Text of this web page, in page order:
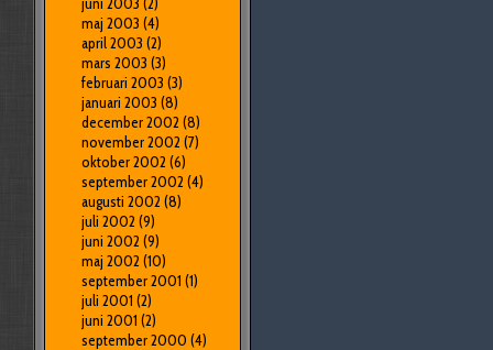
maj 2003 (4)
april 2003 (2)
mars 2003 (3)
februari 2003 (3)
januari 2003 (8)
december 2002 (8)
november 2002 (7)
oktober 2002 (6)
september 2002 (4)
augusti 2002 (8)
juli 2002 (9)
juni 2002 (9)
maj 2002 (10)
september 2001 (1)
juli 2001 (2)
juni 2001 (2)
september 2000 (4)